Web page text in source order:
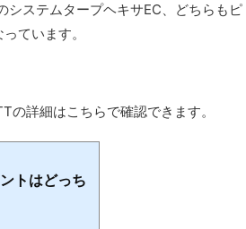
システムタープヘキサEC、どちらもピ
ています。
詳細はこちらで確認できます。
トはどっち